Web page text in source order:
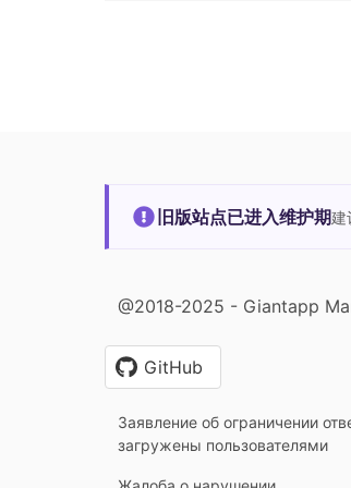
旧版站点已进入维护期建
@2018-2025 - Giantapp
GitHub
Заявление об ограничении
загружены пользователями